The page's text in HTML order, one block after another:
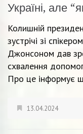
Україні, але
Колишній
зустрічі зі
Джонсоном дав
схвалення
Про це інформує
13.04.2024